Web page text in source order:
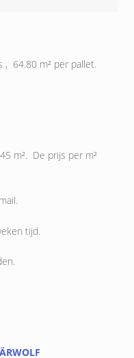
, 64.80 m² per pallet.
m². De prijs per m²
tijd.